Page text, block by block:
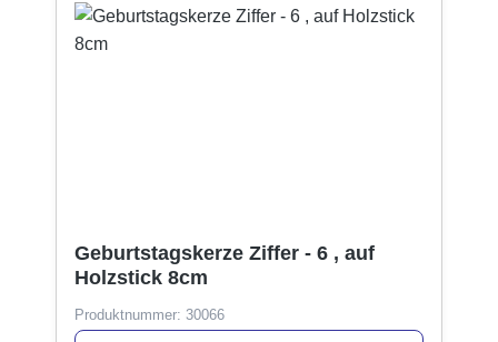
Geburtstagskerze Ziffer - 6 , auf
Holzstick 8cm
Produktnummer: 30066